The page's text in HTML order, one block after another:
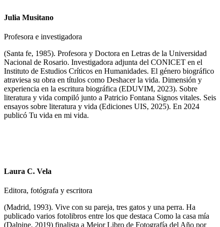
Julia Musitano
Profesora e investigadora
(Santa fe, 1985). Profesora y Doctora en Letras de la Universidad
Nacional de Rosario. Investigadora adjunta del CONICET en el
Instituto de Estudios Críticos en Humanidades. El género biográfico
atraviesa su obra en títulos como Deshacer la vida. Dimensión y
experiencia en la escritura biográfica (EDUVIM, 2023). Sobre
literatura y vida compiló junto a Patricio Fontana Signos vitales. Seis
ensayos sobre literatura y vida (Ediciones UIS, 2025). En 2024
publicó Tu vida en mi vida.
Laura C. Vela
Editora, fotógrafa y escritora
(Madrid, 1993). Vive con su pareja, tres gatos y una perra. Ha
publicado varios fotolibros entre los que destaca Como la casa mía
(Dalpine, 2019) finalista a Mejor Libro de Fotografía del Año por